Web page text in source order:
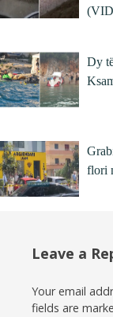
Dy
flori
Leave a
Your email
fields are